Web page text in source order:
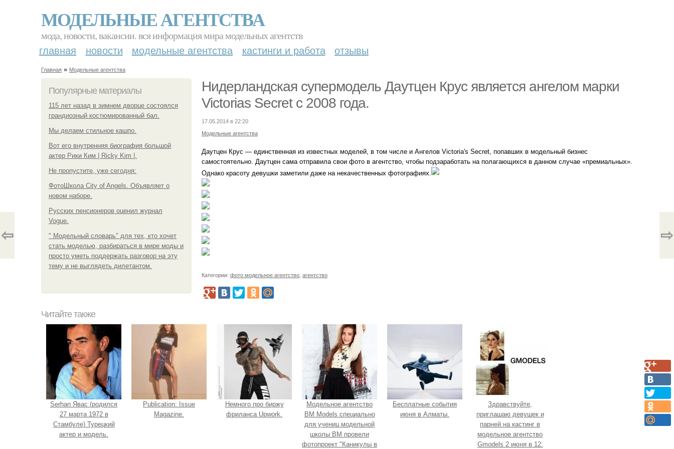
МОДЕЛЬНЫЕ АГЕНТСТВА
мода, новости, вакансии. вся информация мира модельных агентств
главная новости модельные агентства кастинги и работа отзывы
Главная » Модельные агентства
Популярные материалы
115 лет назад в зимнем дворце состоялся
грандиозный костюмированный бал.
Мы делаем стильное кашпо.
Вот его внутренняя биография большой
актер Рики Ким | Ricky Kim |.
Не пропустите, уже сегодня:
ФотоШкола City of Angels. Объявляет о
новом наборе.
Русских пенсионеров оценил журнал
Vogue.
" Модельный словарь" для тех, кто хочет
стать моделью, разбираться в мире моды и
просто уметь поддержать разговор на эту
тему и не выглядеть дилетантом.
Нидерландская супермодель Даутцен Крус является ангелом марки
Victorias Secret c 2008 года.
17.05.2014 в 22:20
Модельные агентства
Даутцен Крус — единственная из известных моделей, в том числе и Ангелов Victoria's Secret, попавших в модельный бизнес
самостоятельно. Даутцен сама отправила свои фото в агентство, чтобы подзаработать на полагающихся в данном случае «премиальных».
Однако красоту девушки заметили даже на некачественных фотографиях.
Категории: фото модельное агентство агентство
⇦ ⇨
Читайте также
Serhan Явас (родился
27 марта 1972 в
Стамбуле) Турецкий
актер и модель.
Publication: Issue
Magazine.
Немного про биржу
фриланса Upwork.
Модельное агентство
BM Models специально
для учениц модельной
школы BM провели
фотопроект "Каникулы в
Бесплатные события
июня в Алматы.
Здравствуйте,
приглашаю девушек и
парней на кастинг в
модельное агентство
Gmodels 2 июня в 12: